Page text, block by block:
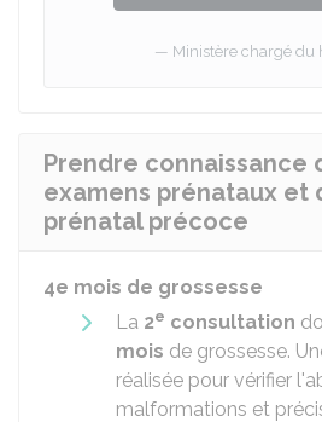
Ministère chargé du
Prendre connaissance
examens prénataux et
prénatal précoce
4e mois de grossesse
La 2e consultation
mois de grossesse.
réalisée pour vérifier
malformations et